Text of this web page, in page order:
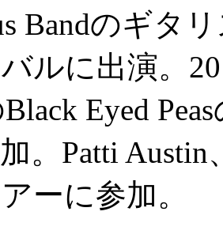
Bandのギタ
ルに出演。
Eyed
。Patti Austin
ーに参加。